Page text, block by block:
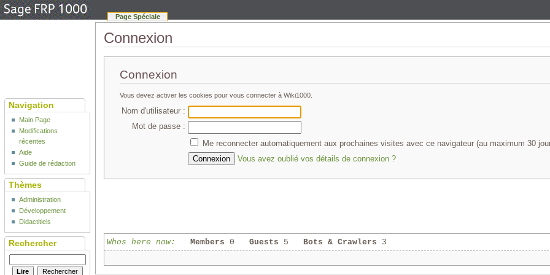
Connexion
Connexion
Vous devez activer les cookies pour vous connecter à Wiki1000.
Nom d'utilisateur :
Mot de passe :
Me reconnecter automatiquement aux prochaines visites avec ce navigateur (au maximum 30
Vous avez oublié vos détails de connexion ?
Whos here now: Members 0 Guests 5 Bots & Crawlers 3
Page Spéciale
Navigation
Main Page
Modifications
récentes
Aide
Guide de rédaction
Thèmes
Administration
Développement
Didactitiels
Rechercher